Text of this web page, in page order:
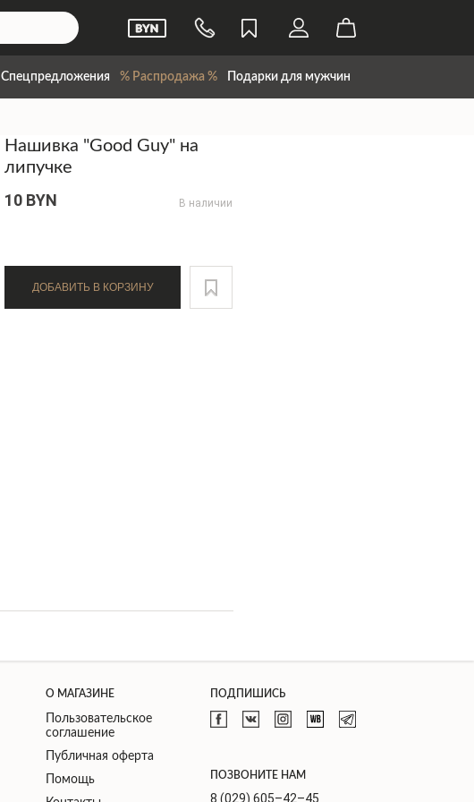
Спецпредложения % Распродажа % Подарки для мужчин
Нашивка "Good Guy" на
липучке
10 BYN В наличии
ДОБАВИТЬ В КОРЗИНУ
О МАГАЗИНЕ
Пользовательское
соглашение
Публичная оферта
Помощь
ПОДПИШИСЬ
ПОЗВОНИТЕ НАМ
8 (029) 605–42–45